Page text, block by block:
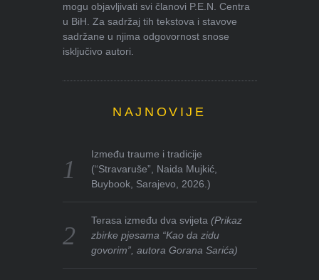
mogu objavljivati svi članovi P.E.N. Centra
u BiH. Za sadržaj tih tekstova i stavove
sadržane u njima odgovornost snose
isključivo autori.
NAJNOVIJE
Između traume i tradicije
(“Stravaruše”, Naida Mujkić,
Buybook, Sarajevo, 2026.)
Terasa između dva svijeta(Prikaz
zbirke pjesama “Kao da zidu
govorim”, autora Gorana Sarića)